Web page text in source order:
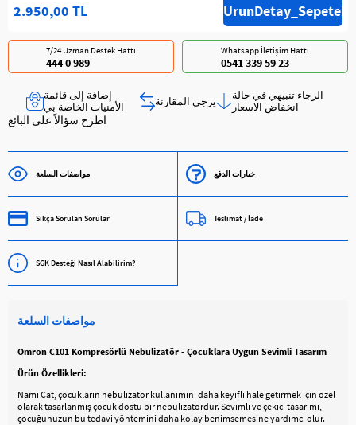
2.950,00 TL
Whatsapp İletişim Hattı
0541 339 59 23
7/24 Uzman Destek Hattı
444 0 989
إضافة إلى قائمة
الأمنيات الخاصة بي
يرجى المقارنة
الرجاء تنبيهي في حالة
انخفاض الاسعار
اطرح سؤالاً على البائع
مواصفات السلعة خيارات الدفع
Sıkça Sorulan Sorular Teslimat / İade
SGK Desteği Nasıl Alabilirim?
مواصفات السلعة
Omron C101 Kompresörlü Nebulizatör - Çocuklara Uygun Sevimli Tasarım
Ürün Özellikleri:
Nami Cat, çocukların nebülizatör kullanımını daha keyifli hale getirmek için özel
olarak tasarlanmış çocuk dostu bir nebulizatördür. Sevimli ve çekici tasarımı,
çocuğunuzun bu tedavi yöntemini daha kolay benimsemesine yardımcı olur.